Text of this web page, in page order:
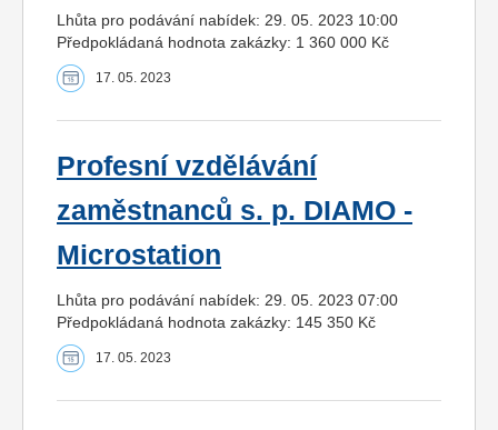
Lhůta pro podávání nabídek: 29. 05. 2023 10:00
Předpokládaná hodnota zakázky: 1 360 000 Kč
17. 05. 2023
Profesní vzdělávání
zaměstnanců s. p. DIAMO -
Microstation
Lhůta pro podávání nabídek: 29. 05. 2023 07:00
Předpokládaná hodnota zakázky: 145 350 Kč
17. 05. 2023